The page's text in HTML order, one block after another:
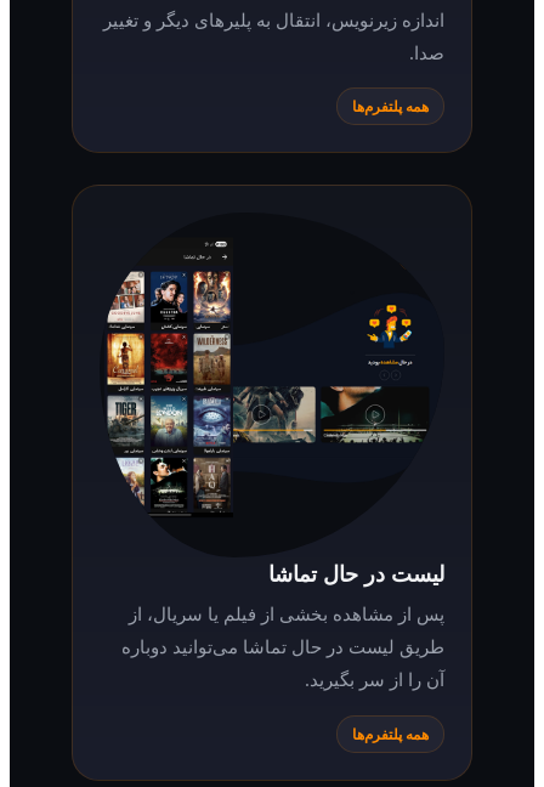
اندازه زیرنویس، انتقال به پلیرهای دیگر و تغییر
همه پلتفرم‌ها
لیست در حال تماشا
پس از مشاهده بخشی از فیلم یا سریال، از
طریق لیست در حال تماشا می‌توانید دوباره
آن را از سر بگیرید.
همه پلتفرم‌ها